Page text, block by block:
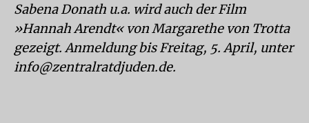
Sabena Donath u.a. wird auch der Film
»Hannah Arendt« von Margarethe von Trotta
gezeigt. Anmeldung bis Freitag, 5. April, unter
info@zentralratdjuden.de.